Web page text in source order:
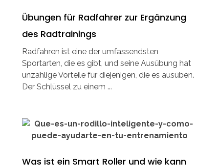
Übungen für Radfahrer zur Ergänzung
des Radtrainings
Radfahren ist eine der umfassendsten
Sportarten, die es gibt, und seine Ausübung hat
unzählige Vorteile für diejenigen, die es ausüben.
Der Schlüssel zu einem ...
Was ist ein Smart Roller und wie kann